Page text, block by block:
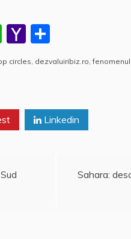
W
at
A
p
Y
h
o
M
a
e
a
circles, dezvaluiribiz.ro,fenomenul
Linkedin
Sahara: